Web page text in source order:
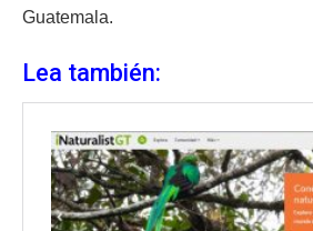
Guatemala.
Lea también: